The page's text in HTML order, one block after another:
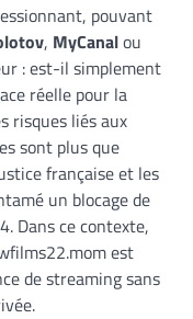
pouvant
, MyCanalou
: est-il simplement
réelle pour la
risques liés aux
sont plus que
française et les
un blocage de
Dans ce contexte,
est
de streaming sans